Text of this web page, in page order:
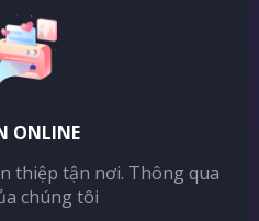
ONLINE
thiệp tận nơi. Thông qua
chúng tôi